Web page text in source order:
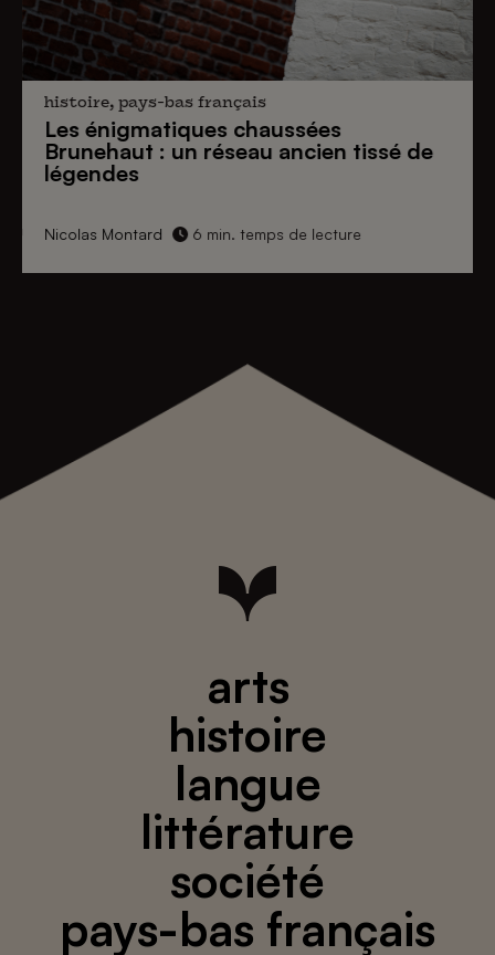
histoire, pays-bas français
Les énigmatiques chaussées
Brunehaut : un réseau ancien tissé de
légendes
Nicolas Montard 6 min. temps de lecture
arts
histoire
langue
littérature
société
pays-bas français